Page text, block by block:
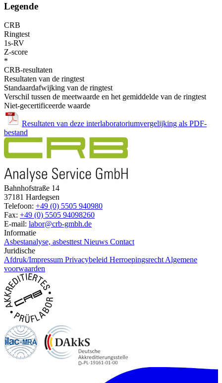
Legende
CRB
Ringtest
1s-RV
Z-score
*
CRB-resultaten
Resultaten van de ringtest
Standaardafwijking van de ringtest
Verschil tussen de meetwaarde en het gemiddelde van de ringtest
Niet-gecertificeerde waarde
Resultaten van deze interlaboratoriumvergelijking als PDF-
bestand
Bahnhofstraße 14
37181 Hardegsen
Telefoon: +49 (0) 5505 940980
Fax: +49 (0) 5505 94098260
E-mail: labor@crb-gmbh.de
Informatie
Asbestanalyse, asbesttest Nieuws Contact
Juridische
Afdruk/Impressum Privacybeleid Herroepingsrecht Algemene
voorwaarden